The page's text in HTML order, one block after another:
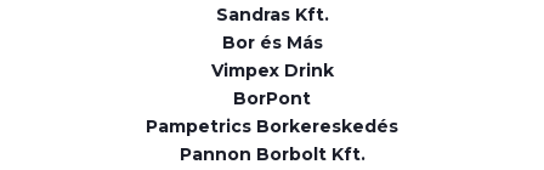
Sandras Kft.
Bor és Más
Vimpex Drink
BorPont
Pampetrics Borkereskedés
Pannon Borbolt Kft.